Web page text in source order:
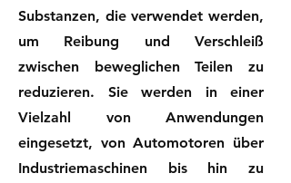
Substanzen, die verwendet werden,
um Reibung und Verschleiß
zwischen beweglichen Teilen zu
reduzieren. Sie werden in einer
Vielzahl von Anwendungen
eingesetzt, von Automotoren über
Industriemaschinen bis hin zu